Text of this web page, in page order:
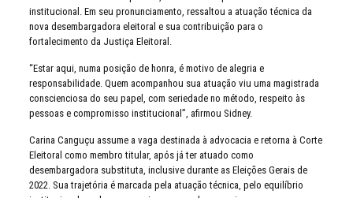
institucional. Em seu pronunciamento, ressaltou a atuação técnica da
nova desembargadora eleitoral e sua contribuição para o
fortalecimento da Justiça Eleitoral.
“Estar aqui, numa posição de honra, é motivo de alegria e
responsabilidade. Quem acompanhou sua atuação viu uma magistrada
conscienciosa do seu papel, com seriedade no método, respeito às
pessoas e compromisso institucional”, afirmou Sidney.
Carina Canguçu assume a vaga destinada à advocacia e retorna à Corte
Eleitoral como membro titular, após já ter atuado como
desembargadora substituta, inclusive durante as Eleições Gerais de
2022. Sua trajetória é marcada pela atuação técnica, pelo equilíbrio